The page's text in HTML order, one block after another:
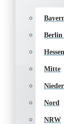
Berlin
Hessen
Mitte
Nord
NRW